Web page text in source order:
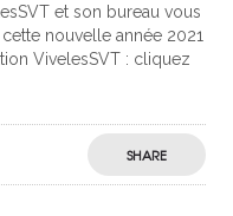
et son bureau vous
nouvelle année 2021
VivelesSVT : cliquez
SHARE